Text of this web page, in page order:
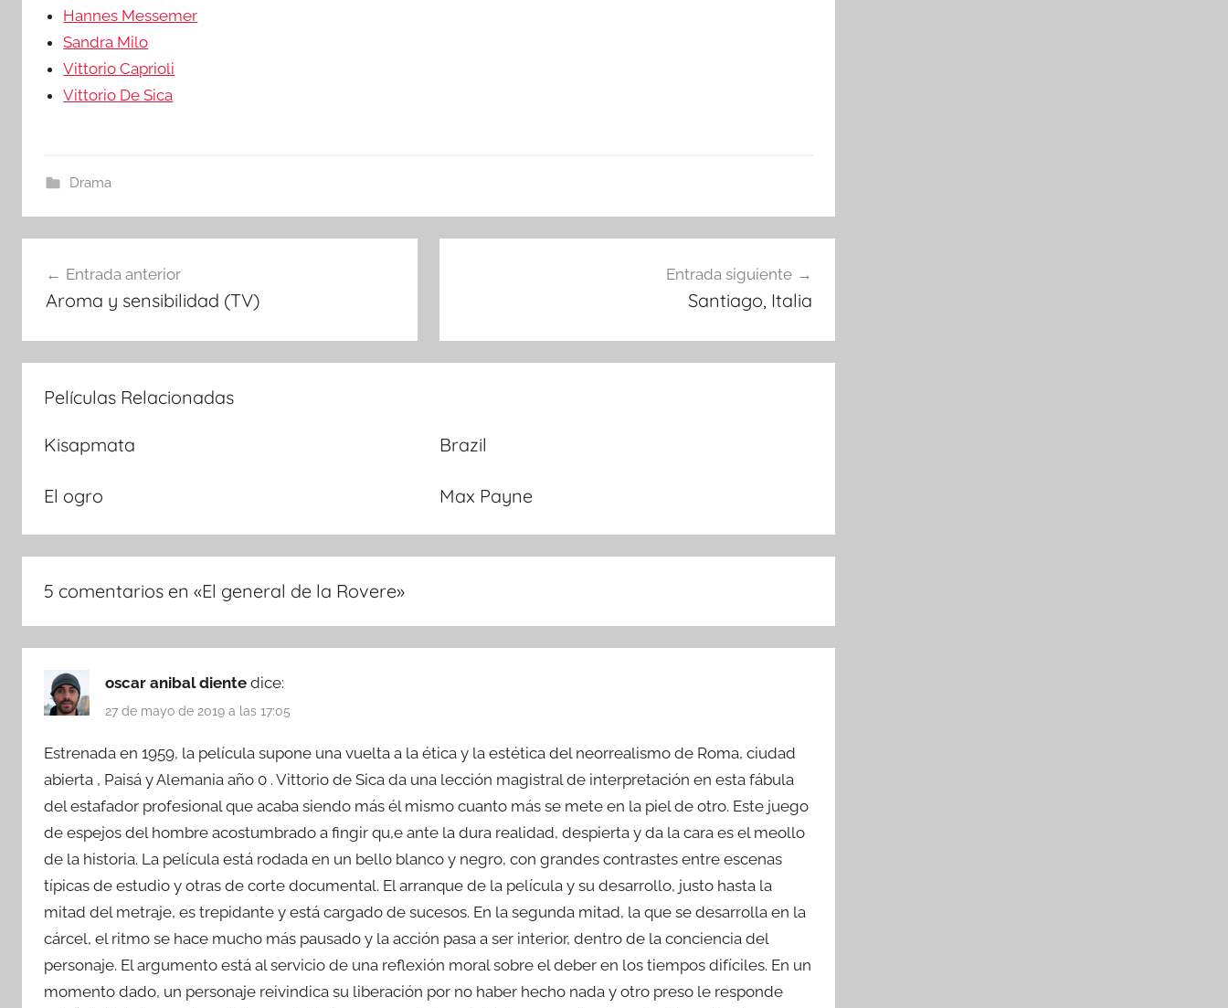
Hannes Messemer
Sandra Milo
Vittorio Caprioli
Vittorio De Sica
Drama
Navegación
de
entradas
Entrada anterior
Aroma y sensibilidad (TV)
Entrada siguiente
Santiago, Italia
Películas Relacionadas
Kisapmata Brazil
El ogro Max Payne
5 comentarios en «El general de la Rovere»
oscar anibal diente dice:
27 de mayo de 2019 a las 17:05
Estrenada en 1959, la película supone una vuelta a la ética y la estética del neorrealismo de Roma, ciudad
abierta , Paisá y Alemania año 0 . Vittorio de Sica da una lección magistral de interpretación en esta fábula
del estafador profesional que acaba siendo más él mismo cuanto más se mete en la piel de otro. Este juego
de espejos del hombre acostumbrado a fingir qu,e ante la dura realidad, despierta y da la cara es el meollo
de la historia. La película está rodada en un bello blanco y negro, con grandes contrastes entre escenas
típicas de estudio y otras de corte documental. El arranque de la película y su desarrollo, justo hasta la
mitad del metraje, es trepidante y está cargado de sucesos. En la segunda mitad, la que se desarrolla en la
cárcel, el ritmo se hace mucho más pausado y la acción pasa a ser interior, dentro de la conciencia del
personaje. El argumento está al servicio de una reflexión moral sobre el deber en los tiempos difíciles. En un
momento dado, un personaje reivindica su liberación por no haber hecho nada y otro preso le responde